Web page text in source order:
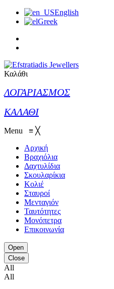
English
Greek
Καλάθι
ΛΟΓΑΡΙΑΣΜΟΣ
ΚΑΛΑΘΙ
Menu ≡ ╳
Αρχική
Βραχιόλια
Δαχτυλίδια
Σκουλαρίκια
Κολιέ
Σταυροί
Μενταγιόν
Ταυτότητες
Μονόπετρα
Επικοινωνία
Open
Close
All
All